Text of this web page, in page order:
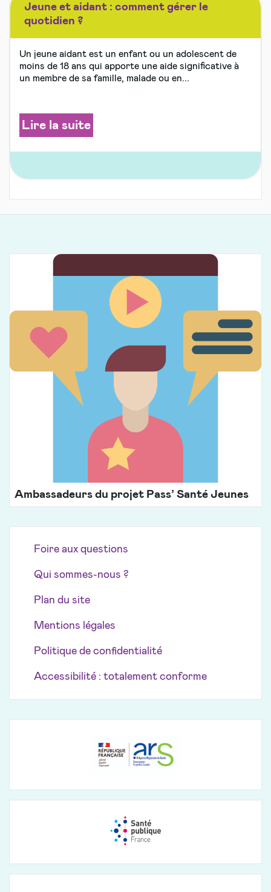
Jeune et aidant : comment gérer le
quotidien ?
Un jeune aidant est un enfant ou un adolescent de
moins de 18 ans qui apporte une aide significative à
un membre de sa famille, malade ou en...
Lire la suite
Ambassadeurs du projet Pass’ Santé Jeunes
Foire aux questions
Qui sommes-nous ?
Plan du site
Mentions légales
Politique de confidentialité
Accessibilité : totalement conforme